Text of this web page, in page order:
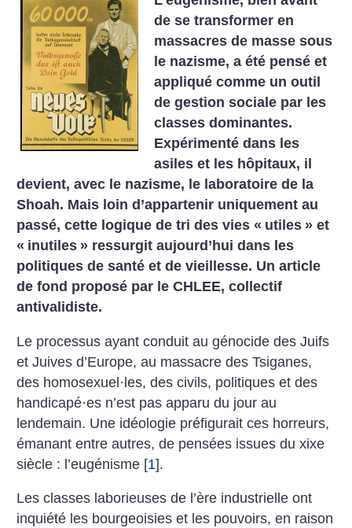
de se transformer en
massacres de masse sous
le nazisme, a été pensé et
appliqué comme un outil
de gestion sociale par les
classes dominantes.
Expérimenté dans les
asiles et les hôpitaux, il
devient, avec le nazisme, le laboratoire de la
Shoah. Mais loin d’appartenir uniquement au
passé, cette logique de tri des vies « utiles » et
« inutiles » ressurgit aujourd’hui dans les
politiques de santé et de vieillesse. Un article
de fond proposé par le CHLEE, ­collectif
antivalidiste.
Le processus ayant conduit au génocide des Juifs
et ­Juives d’Europe, au massacre des Tsiganes,
des homosexuel·les, des civils, politiques et des
handicapé·es n’est pas apparu du jour au
lendemain. Une idéologie préfigurait ces horreurs,
émanant entre autres, de pensées issues du xixe
siècle : l’eugénisme [1].
Les classes laborieuses de l’ère industrielle ont
inquiété les bourgeoisies et les pouvoirs, en raison